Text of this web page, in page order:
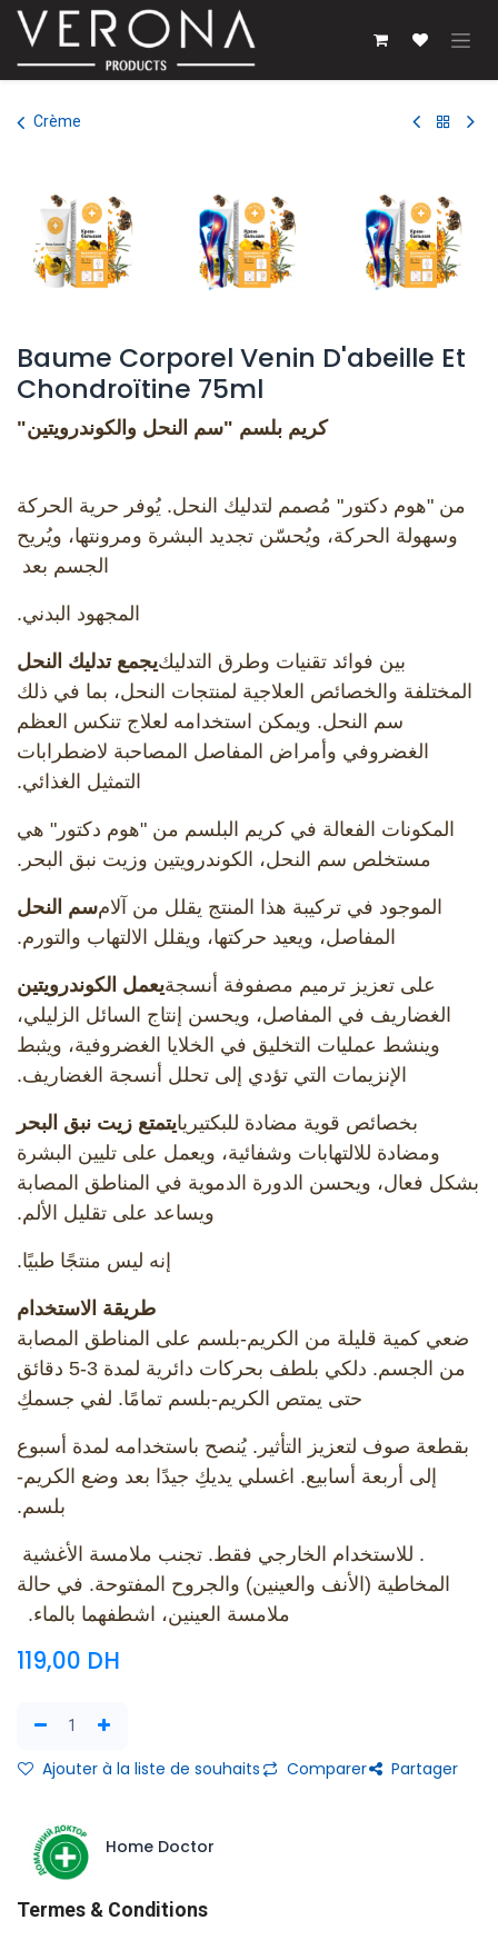
Se rendre au contenu
Crème
Baume Corporel Venin D'abeille Et
Chondroïtine 75ml
كريم بلسم "سم النحل والكوندرويتين"
من "هوم دكتور" مُصمم لتدليك النحل. يُوفر حرية الحركة
وسهولة الحركة، ويُحسّن تجديد البشرة ومرونتها، ويُريح
الجسم بعد
المجهود البدني.
يجمع تدليك النحلبين فوائد تقنيات وطرق التدليك
المختلفة والخصائص العلاجية لمنتجات النحل، بما في ذلك
سم النحل. ويمكن استخدامه لعلاج تنكس العظم
الغضروفي وأمراض المفاصل المصاحبة لاضطرابات
التمثيل الغذائي.
المكونات الفعالة في كريم البلسم من "هوم دكتور" هي
مستخلص سم النحل، الكوندرويتين وزيت نبق البحر.
سم النحلالموجود في تركيبة هذا المنتج يقلل من آلام
المفاصل، ويعيد حركتها، ويقلل الالتهاب والتورم.
يعمل الكوندرويتينعلى تعزيز ترميم مصفوفة أنسجة
الغضاريف في المفاصل، ويحسن إنتاج السائل الزليلي،
وينشط عمليات التخليق في الخلايا الغضروفية، ويثبط
الإنزيمات التي تؤدي إلى تحلل أنسجة الغضاريف.
يتمتع زيت نبق البحربخصائص قوية مضادة للبكتيريا
ومضادة للالتهابات وشفائية، ويعمل على تليين البشرة
بشكل فعال، ويحسن الدورة الدموية في المناطق المصابة
ويساعد على تقليل الألم.
إنه ليس منتجًا طبيًا.
طريقة الاستخدام
ضعي كمية قليلة من الكريم-بلسم على المناطق المصابة
من الجسم. دلكي بلطف بحركات دائرية لمدة 3-5 دقائق
حتى يمتص الكريم-بلسم تمامًا. لفي جسمكِ
بقطعة صوف لتعزيز التأثير. يُنصح باستخدامه لمدة أسبوع
إلى أربعة أسابيع. اغسلي يديكِ جيدًا بعد وضع الكريم-
بلسم.
. للاستخدام الخارجي فقط. تجنب ملامسة الأغشية
المخاطية (الأنف والعينين) والجروح المفتوحة. في حالة
ملامسة العينين، اشطفهما بالماء.
119,00 DH
Ajouter à la liste de souhaits Comparer Partager
Home Doctor
Termes & Conditions